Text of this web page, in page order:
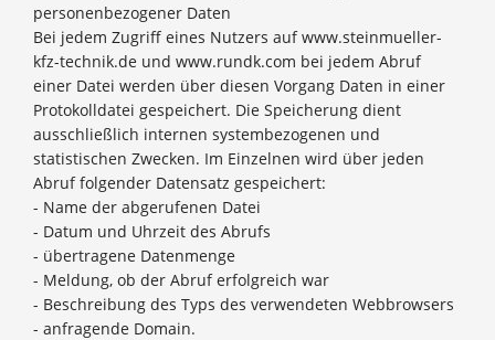
personenbezogener Daten
Bei jedem Zugriff eines Nutzers auf www.steinmueller-
kfz-technik.de und www.rundk.com bei jedem Abruf
einer Datei werden über diesen Vorgang Daten in einer
Protokolldatei gespeichert. Die Speicherung dient
ausschließlich internen systembezogenen und
statistischen Zwecken. Im Einzelnen wird über jeden
Abruf folgender Datensatz gespeichert:
- Name der abgerufenen Datei
- Datum und Uhrzeit des Abrufs
- übertragene Datenmenge
- Meldung, ob der Abruf erfolgreich war
- Beschreibung des Typs des verwendeten Webbrowsers
- anfragende Domain.